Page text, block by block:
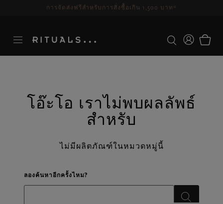
การจัดส่งฟรีสำหรับการสั่งซื้อเกิน 1,500 บาท*
ผลการค้นหา
โอ๊ะโอ เราไม่พบผลลัพธ์
สำหรับ
ไม่มีผลิตภัณฑ์ในหมวดหมู่นี้
ลองค้นหาอีกครั้งไหม?